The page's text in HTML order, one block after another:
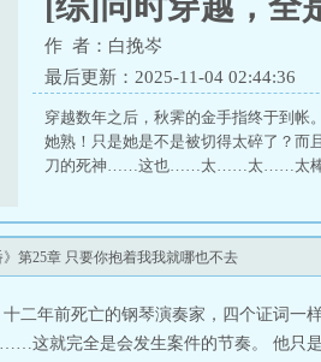
作 者：白挽岑
最后更新：2025-11-04 02:44:36
穿越数年之后，秋霁的金手指终于到
她熟！只是她是不是被切得太碎了？而
刀的死神……这也……太……太……太棒
》第25章 只要你抱着我我就哪也不去
二年前死亡的钢琴演奏家，四个证词一
这就完全是会发生案件的节奏。 他只